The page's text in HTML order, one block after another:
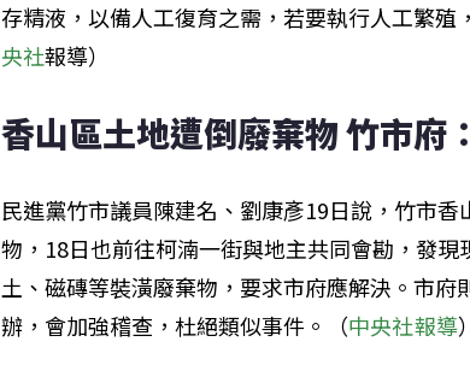
存精液，以備人工復育之需，若要執行人工繁殖
央社報導）
香山區土地遭倒廢棄物 竹市府
民進黨竹市議員陳建名、劉康彥19日說，竹市
物，18日也前往柯湳一街與地主共同會勘，發
土、磁磚等裝潢廢棄物，要求市府應解決。市
辦，會加強稽查，杜絕類似事件。（中央社報導）